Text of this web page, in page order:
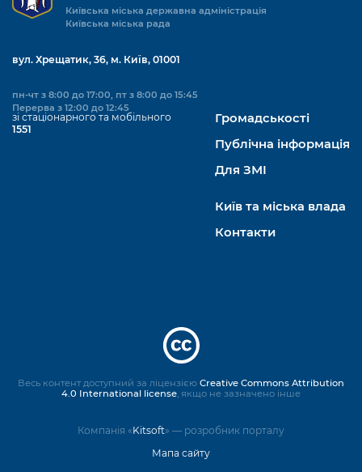
Київська міська державна адміністрація
Київська міська рада
вул. Хрещатик, 36, м. Київ, 01001
пн-чт з 8:00 до 17:00, пт з 8:00 до 15:45
Перерва з 12:00 до 12:45
зі стаціонарного та мобільного
1551
Громадськості
Публічна інформація
Для ЗМІ
Київ та міська влада
Контакти
Компанія «Kitsoft» — розробник порталу
Мапа сайту
Весь контент доступний за ліцензією Creative Commons Attribution
4.0 International license , якщо не зазначено інше